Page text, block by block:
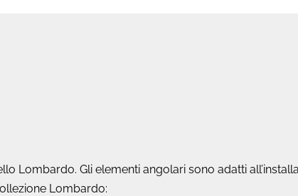
Gli elementi angolari sono adatti
Lombardo: